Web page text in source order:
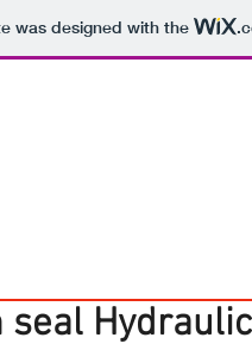
was designed with the
seal